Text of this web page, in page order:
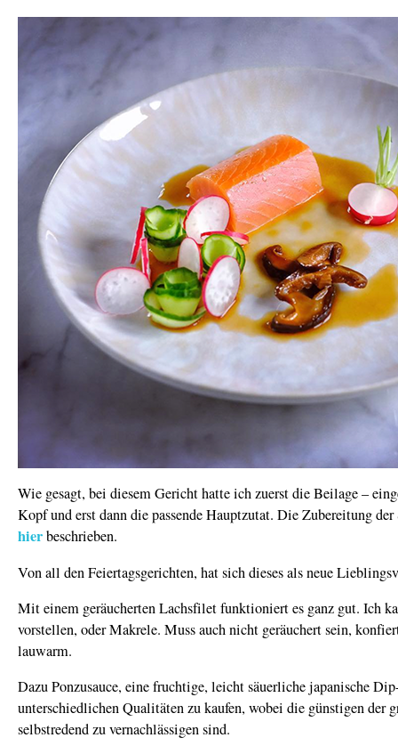
Wie gesagt, bei diesem Gericht hatte ich zuerst die Beilage –
Kopf und erst dann die passende Hauptzutat. Die Zubereitung
hierbeschrieben.
Von all den Feiertagsgerichten, hat sich dieses als neue
Mit einem geräucherten Lachsfilet funktioniert es ganz gut. Ich
vorstellen, oder Makrele. Muss auch nicht geräuchert sein,
lauwarm.
Dazu Ponzusauce, eine fruchtige, leicht säuerliche japanische
unterschiedlichen Qualitäten zu kaufen, wobei die günstigen der
selbstredend zu vernachlässigen sind.